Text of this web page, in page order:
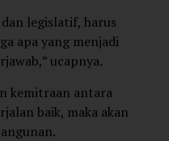
legislatif, harus
apa yang menjadi
ucapnya.
kemitraan antara
baik, maka akan